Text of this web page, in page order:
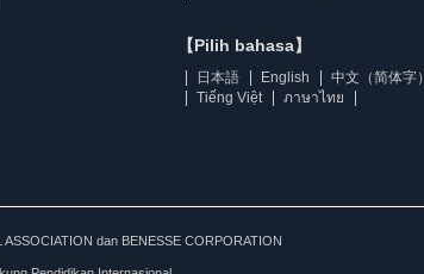
【Pilih bahasa】
日本語 English 中文（简体字）
Tiếng Việt
ภาษาไทย
dan BENESSE CORPORATION